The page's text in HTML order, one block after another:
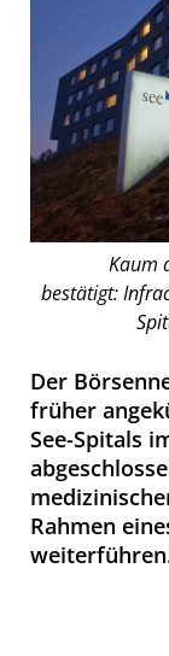
Kaum
bestätigt:
Der
früher
See-Spitals
Rahmen